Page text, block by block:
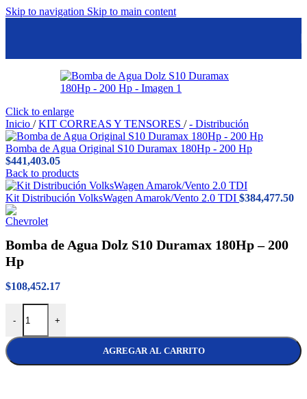
Skip to navigation Skip to main content
Click to enlarge
Inicio / KIT CORREAS Y TENSORES / - Distribución
Bomba de Agua Original S10 Duramax 180Hp - 200 Hp
$441,403.05
Back to products
Kit Distribución VolksWagen Amarok/Vento 2.0 TDI $384,477.50
Bomba de Agua Dolz S10 Duramax 180Hp – 200
Hp
$108,452.17
-
Bomba de Agua Dolz S10 Duramax 180Hp - 200 Hp cantidad
+
AGREGAR AL CARRITO